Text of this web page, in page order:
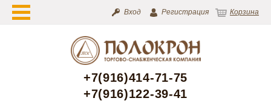
Вход Регистрация Корзина
+7(916)414-71-75
+7(916)122-39-41